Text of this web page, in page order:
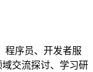
程序员、开发者服
交流探讨、学习研